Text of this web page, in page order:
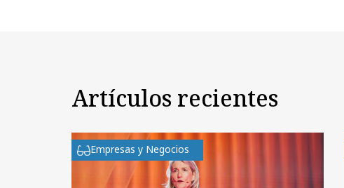
Artículos recientes
Empresas y Negocios